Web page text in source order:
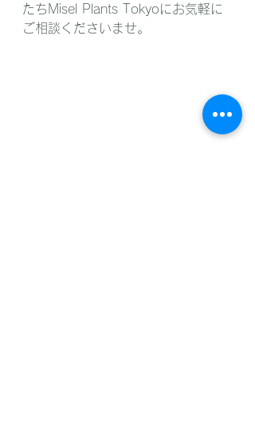
たちMisel Plants Tokyoにお気軽に
ご相談くださいませ。